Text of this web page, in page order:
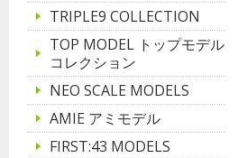
TRIPLE9 COLLECTION
TOP MODEL トップモデル
コレクション
NEO SCALE MODELS
AMIE アミモデル
FIRST:43 MODELS